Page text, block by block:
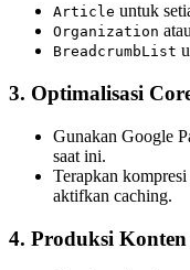
Article untuk
Organization atau
BreadcrumbList
3. Optimalisasi
Gunakan Google
saat ini.
Terapkan
aktifkan caching.
4. Produksi Konten